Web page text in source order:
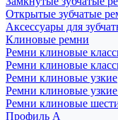
Открытые зубчатые
Аксессуары для
Клиновые ремни
Ремни клиновые
Ремни клиновые
Ремни клиновые узкие
Ремни клиновые
Ремни клиновые
Профиль A